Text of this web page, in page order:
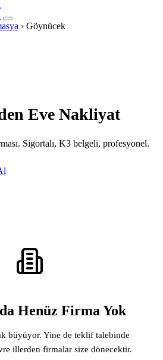
› Göynücek
Eve Nakliyat
Sigortalı, K3 belgeli, profesyonel.
Henüz Firma Yok
büyüyor. Yine de teklif talebinde
illerden firmalar size dönecektir.